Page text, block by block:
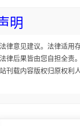
明
律意见建议。法律适用
律后果皆由您自担全责
刊载内容版权归原权利